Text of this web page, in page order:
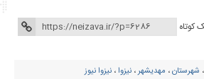
کوتاه
شهرستان، مهدیشهر، نیزوا ، نیزوا نیوز